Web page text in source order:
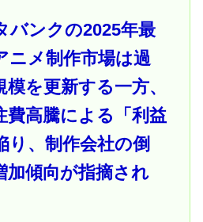
バンクの2025年最
ニメ制作市場は過
を更新する一方、
費高騰による「利益
り、制作会社の倒
加傾向が指摘され